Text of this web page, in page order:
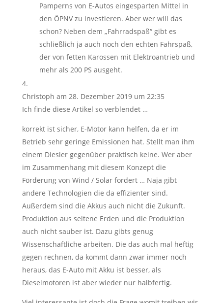
Pamperns von E-Autos eingesparten Mittel in
den ÖPNV zu investieren. Aber wer will das
schon? Neben dem „Fahrradspaß“ gibt es
schließlich ja auch noch den echten Fahrspaß,
der von fetten Karossen mit Elektroantrieb und
mehr als 200 PS ausgeht.
Christoph am 28. Dezember 2019 um 22:35
Ich finde diese Artikel so verblendet …
korrekt ist sicher, E-Motor kann helfen, da er im
Betrieb sehr geringe Emissionen hat. Stellt man ihm
einem Diesler gegenüber praktisch keine. Wer aber
im Zusammenhang mit diesem Konzept die
Förderung von Wind / Solar fordert … Naja gibt
andere Technologien die da effizienter sind.
Außerdem sind die Akkus auch nicht die Zukunft.
Produktion aus seltene Erden und die Produktion
auch nicht sauber ist. Dazu gibts genug
Wissenschaftliche arbeiten. Die das auch mal heftig
gegen rechnen, da kommt dann zwar immer noch
heraus, das E-Auto mit Akku ist besser, als
Dieselmotoren ist aber wieder nur halbfertig.